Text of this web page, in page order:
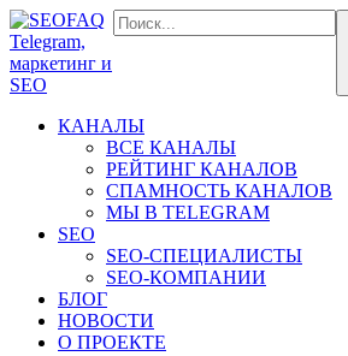
КАНАЛЫ
ВСЕ КАНАЛЫ
РЕЙТИНГ КАНАЛОВ
СПАМНОСТЬ КАНАЛОВ
МЫ В TELEGRAM
SEO
SEO-СПЕЦИАЛИСТЫ
SEO-КОМПАНИИ
БЛОГ
НОВОСТИ
О ПРОЕКТЕ